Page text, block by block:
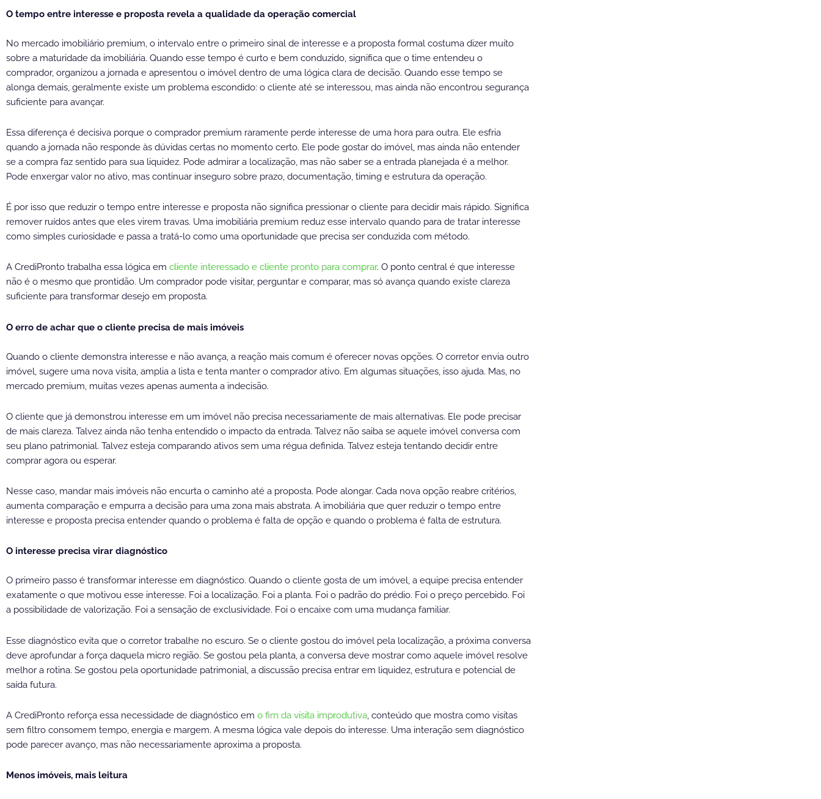
O tempo entre interesse e proposta revela a qualidade da operação comercial
No mercado imobiliário premium, o intervalo entre o primeiro sinal de interesse e a proposta formal costuma dizer muito
sobre a maturidade da imobiliária. Quando esse tempo é curto e bem conduzido, significa que o time entendeu o
comprador, organizou a jornada e apresentou o imóvel dentro de uma lógica clara de decisão. Quando esse tempo se
alonga demais, geralmente existe um problema escondido: o cliente até se interessou, mas ainda não encontrou segurança
suficiente para avançar.
Essa diferença é decisiva porque o comprador premium raramente perde interesse de uma hora para outra. Ele esfria
quando a jornada não responde às dúvidas certas no momento certo. Ele pode gostar do imóvel, mas ainda não entender
se a compra faz sentido para sua liquidez. Pode admirar a localização, mas não saber se a entrada planejada é a melhor.
Pode enxergar valor no ativo, mas continuar inseguro sobre prazo, documentação, timing e estrutura da operação.
É por isso que reduzir o tempo entre interesse e proposta não significa pressionar o cliente para decidir mais rápido. Significa
remover ruídos antes que eles virem travas. Uma imobiliária premium reduz esse intervalo quando para de tratar interesse
como simples curiosidade e passa a tratá-lo como uma oportunidade que precisa ser conduzida com método.
A CrediPronto trabalha essa lógica em cliente interessado e cliente pronto para comprar. O ponto central é que interesse
não é o mesmo que prontidão. Um comprador pode visitar, perguntar e comparar, mas só avança quando existe clareza
suficiente para transformar desejo em proposta.
O erro de achar que o cliente precisa de mais imóveis
Quando o cliente demonstra interesse e não avança, a reação mais comum é oferecer novas opções. O corretor envia outro
imóvel, sugere uma nova visita, amplia a lista e tenta manter o comprador ativo. Em algumas situações, isso ajuda. Mas, no
mercado premium, muitas vezes apenas aumenta a indecisão.
O cliente que já demonstrou interesse em um imóvel não precisa necessariamente de mais alternativas. Ele pode precisar
de mais clareza. Talvez ainda não tenha entendido o impacto da entrada. Talvez não saiba se aquele imóvel conversa com
seu plano patrimonial. Talvez esteja comparando ativos sem uma régua definida. Talvez esteja tentando decidir entre
comprar agora ou esperar.
Nesse caso, mandar mais imóveis não encurta o caminho até a proposta. Pode alongar. Cada nova opção reabre critérios,
aumenta comparação e empurra a decisão para uma zona mais abstrata. A imobiliária que quer reduzir o tempo entre
interesse e proposta precisa entender quando o problema é falta de opção e quando o problema é falta de estrutura.
O interesse precisa virar diagnóstico
O primeiro passo é transformar interesse em diagnóstico. Quando o cliente gosta de um imóvel, a equipe precisa entender
exatamente o que motivou esse interesse. Foi a localização. Foi a planta. Foi o padrão do prédio. Foi o preço percebido. Foi
a possibilidade de valorização. Foi a sensação de exclusividade. Foi o encaixe com uma mudança familiar.
Esse diagnóstico evita que o corretor trabalhe no escuro. Se o cliente gostou do imóvel pela localização, a próxima conversa
deve aprofundar a força daquela micro região. Se gostou pela planta, a conversa deve mostrar como aquele imóvel resolve
melhor a rotina. Se gostou pela oportunidade patrimonial, a discussão precisa entrar em liquidez, estrutura e potencial de
saída futura.
A CrediPronto reforça essa necessidade de diagnóstico em o fim da visita improdutiva, conteúdo que mostra como visitas
sem filtro consomem tempo, energia e margem. A mesma lógica vale depois do interesse. Uma interação sem diagnóstico
pode parecer avanço, mas não necessariamente aproxima a proposta.
Menos imóveis, mais leitura